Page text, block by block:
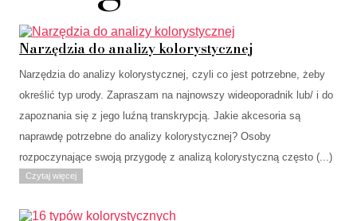
Narzędzia do analizy kolorystycznej
Narzędzia do analizy kolorystycznej, czyli co jest potrzebne, żeby
określić typ urody. Zapraszam na najnowszy wideoporadnik lub/ i do
zapoznania się z jego luźną transkrypcją. Jakie akcesoria są
naprawdę potrzebne do analizy kolorystycznej? Osoby
rozpoczynające swoją przygodę z analizą kolorystyczną często (...)
Czytaj więcej